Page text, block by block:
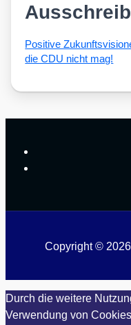
Posi­ti­ve
die CDU nicht mag!
Copyright ©
Durch die weitere
Verwendung von